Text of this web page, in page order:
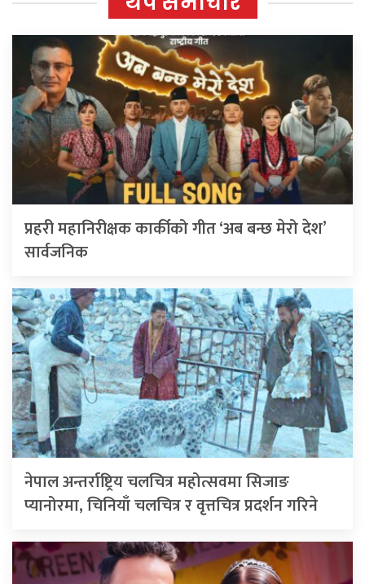
प्रहरी महानिरीक्षक कार्कीको गीत ‘अब बन्छ मेरो देश’
सार्वजनिक
नेपाल अन्तर्राष्ट्रिय चलचित्र महोत्सवमा सिजाङ
प्यानोरमा, चिनियाँ चलचित्र र वृत्तचित्र प्रदर्शन गरिने